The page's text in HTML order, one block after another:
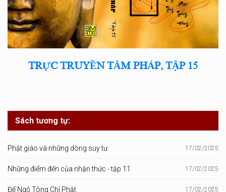
TRỰC TRUYỀN TÂM PHÁP, TẬP 15
Sách tương tự:
Phật giáo và những dòng suy tư 17/02/2025
Những điểm đến của nhận thức - tập 11 17/02/2025
Để Ngộ Tông Chỉ Phật 17/02/2025